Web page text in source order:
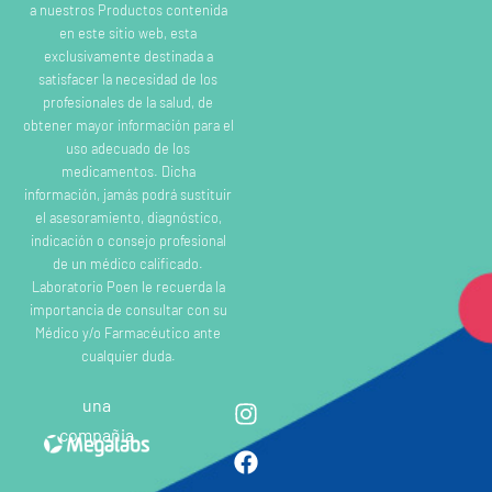
a nuestros Productos contenida
en este sitio web, esta
exclusivamente destinada a
satisfacer la necesidad de los
profesionales de la salud, de
obtener mayor información para el
uso adecuado de los
medicamentos. Dicha
información, jamás podrá sustituir
el asesoramiento, diagnóstico,
indicación o consejo profesional
de un médico calificado.
Laboratorio Poen le recuerda la
importancia de consultar con su
Médico y/o Farmacéutico ante
cualquier duda.
una
compañia